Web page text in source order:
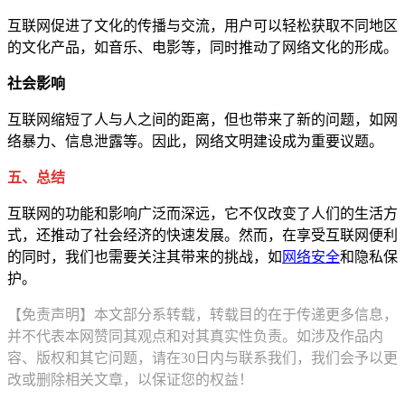
互联网促进了文化的传播与交流，用户可以轻松获取不同地区
的文化产品，如音乐、电影等，同时推动了网络文化的形成。
社会影响
互联网缩短了人与人之间的距离，但也带来了新的问题，如网
络暴力、信息泄露等。因此，网络文明建设成为重要议题。
五、总结
互联网的功能和影响广泛而深远，它不仅改变了人们的生活方
式，还推动了社会经济的快速发展。然而，在享受互联网便利
的同时，我们也需要关注其带来的挑战，如 网络安全和隐私保
护。
【免责声明】本文部分系转载，转载目的在于传递更多信息，
并不代表本网赞同其观点和对其真实性负责。如涉及作品内
容、版权和其它问题，请在30日内与联系我们，我们会予以更
改或删除相关文章，以保证您的权益！